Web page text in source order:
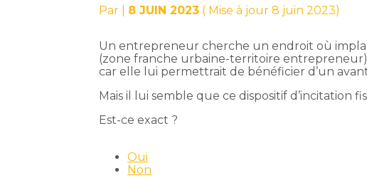
Par 8 JUIN 2023 ( Mise à jour 8 juin 2023)
Un entrepreneur cherche un endroit où
(zone franche urbaine-territoire
car elle lui permettrait de bénéficier d’un
Mais il lui semble que ce dispositif d’incitation
Est-ce exact ?
Oui
Non